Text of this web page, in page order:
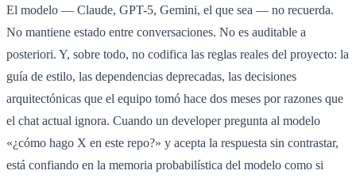
El modelo — Claude, GPT-5, Gemini, el que sea — no recuerda.
No mantiene estado entre conversaciones. No es auditable a
posteriori. Y, sobre todo, no codifica las reglas reales del proyecto: la
guía de estilo, las dependencias deprecadas, las decisiones
arquitectónicas que el equipo tomó hace dos meses por razones que
el chat actual ignora. Cuando un developer pregunta al modelo
«¿cómo hago X en este repo?» y acepta la respuesta sin contrastar,
está confiando en la memoria probabilística del modelo como si